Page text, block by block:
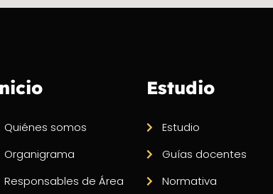
Quiénes somos
Organigrama
Responsables de Área
Estudio
Estudio
Guías docentes
Normativa